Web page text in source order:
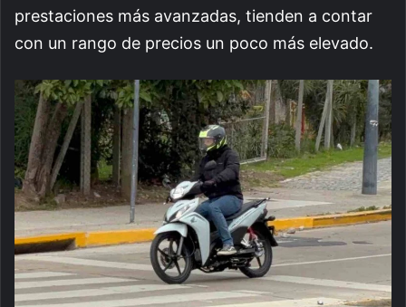
prestaciones más avanzadas, tienden a contar
con un rango de precios un poco más elevado.